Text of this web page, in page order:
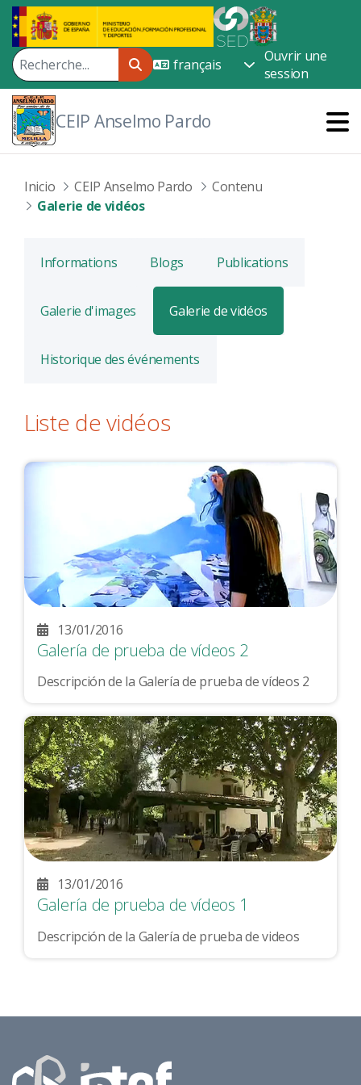
Saut au contenu principal
Ouvrir une
session
CEIP Anselmo Pardo
Inicio CEIP Anselmo Pardo
Contenu
Galerie de vidéos
Informations Blogs Publications
Galerie d'images Galerie de vidéos
Historique des événements
Liste de vidéos
13/01/2016
Galería de prueba de vídeos 2
Descripción de la Galería de prueba de vídeos 2
13/01/2016
Galería de prueba de vídeos 1
Descripción de la Galería de prueba de videos